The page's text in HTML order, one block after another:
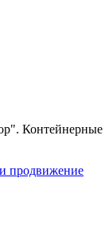
Контейнерные
продвижение